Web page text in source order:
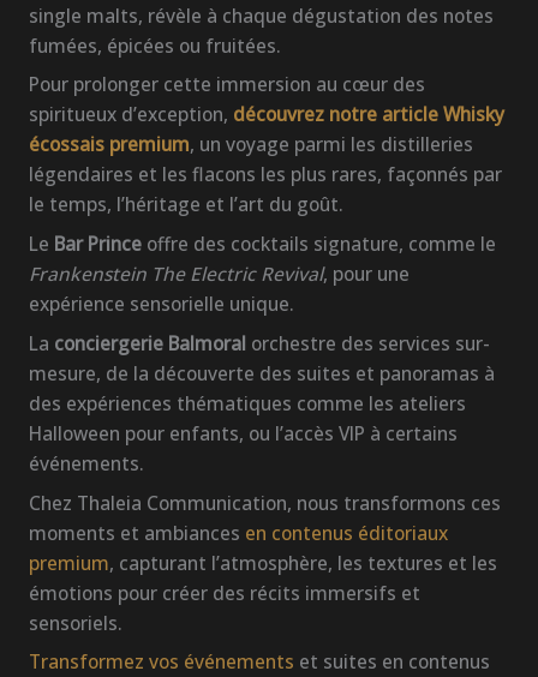
single malts, révèle à chaque dégustation des notes
fumées, épicées ou fruitées.
Pour prolonger cette immersion au cœur des
spiritueux d’exception, découvrez notre article Whisky
écossais premium, un voyage parmi les distilleries
légendaires et les flacons les plus rares, façonnés par
le temps, l’héritage et l’art du goût.
Le Bar Princeoffre des cocktails signature, comme le
Frankenstein The Electric Revival, pour une
expérience sensorielle unique.
La conciergerie Balmoral orchestre des services sur-
mesure, de la découverte des suites et panoramas à
des expériences thématiques comme les ateliers
Halloween pour enfants, ou l’accès VIP à certains
événements.
Chez Thaleia Communication, nous transformons ces
moments et ambiances en contenus éditoriaux
premium, capturant l’atmosphère, les textures et les
émotions pour créer des récits immersifs et
sensoriels.
Transformez vos événements et suites en contenus